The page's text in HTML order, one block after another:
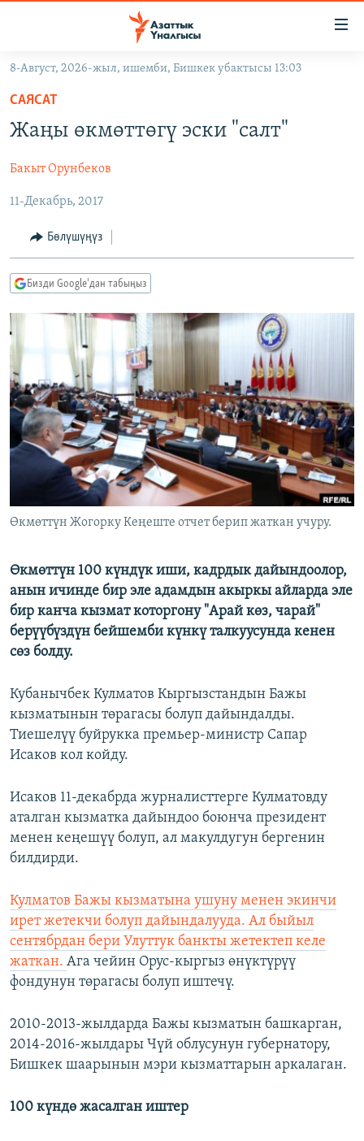
Навигацияга
өтүңүз
Издөөгө
салыңыз
САЯСАТ
ЭКОНОМИКА
МАДАНИЯТ
ДҮЙНӨ
ДҮЙНӨ
БОРБОР АЗИЯ
УКРАИНА
АТАЙЫН ИЛИКТӨӨ
ТВ ПРОГРАММАЛАР
БҮГҮН АЗАТТЫКТА
ЭКСПЕРТТЕР ТАЛДАЙТ
БИЗ ЖАНА ДҮЙНӨ
ЭЖЕ-СИҢДИЛЕР
АЗАТТЫК+
ЫҢГАЙСЫЗ СУРООЛОР
ПОДКАСТ
ӨЗГӨЧӨ ПИКИР
ОНЛАЙН ШЕРИНЕ
ЭЕ/АРнун бардык сайттары
8-Август, 2026-жыл, ишемби, Бишкек убактысы 13:03
САЯСАТ
Жаңы өкмөттөгү эски "салт"
Бакыт Орунбеков
11-Декабрь, 2017
Бөлүшүңүз
Бизди Google'дан табыңыз
Өкмөттүн Жогорку Кеңеште отчет берип жаткан учуру.
Өкмөттүн 100 күндүк иши, кадрдык дайындоолор,
анын ичинде бир эле адамдын акыркы айларда эле
бир канча кызмат которгону "Арай көз, чарай"
берүүбүздүн бейшемби күнкү талкуусунда кенен
сөз болду.
Кубанычбек Кулматов Кыргызстандын Бажы
кызматынын төрагасы болуп дайындалды.
Тиешелүү буйрукка премьер-министр Сапар
Исаков кол койду.
Исаков 11-декабрда журналисттерге Кулматовду
аталган кызматка дайындоо боюнча президент
менен кеңешүү болуп, ал макулдугун бергенин
билдирди.
Кулматов Бажы кызматына ушуну менен экинчи
ирет жетекчи болуп дайындалууда. Ал быйыл
сентябрдан бери Улуттук банкты жетектеп келе
жаткан. Ага чейин Орус-кыргыз өнүктүрүү
фондунун төрагасы болуп иштечү.
2010-2013-жылдарда Бажы кызматын башкарган,
2014-2016-жылдары Чүй облусунун губернатору,
Бишкек шаарынын мэри кызматтарын аркалаган.
100 күндө жасалган иштер